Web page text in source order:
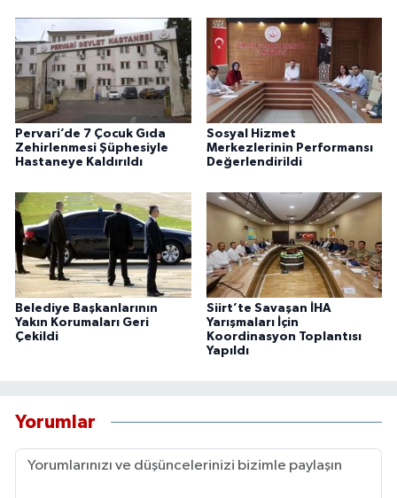
Pervari’de 7 Çocuk Gıda
Zehirlenmesi Şüphesiyle
Hastaneye Kaldırıldı
Sosyal Hizmet
Merkezlerinin Performansı
Değerlendirildi
Belediye Başkanlarının
Yakın Korumaları Geri
Çekildi
Siirt’te Savaşan İHA
Yarışmaları İçin
Koordinasyon Toplantısı
Yapıldı
Yorumlar